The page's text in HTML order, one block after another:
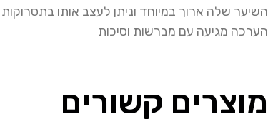
השיער שלה ארוך במיוחד וניתן לעצב אותו בתסרוקות
הערכה מגיעה עם מברשות וסיכות
מוצרים קשורים